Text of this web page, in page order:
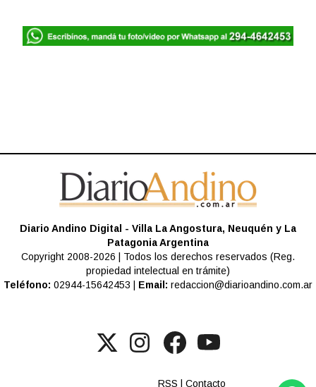
Diario Andino Digital - Villa La Angostura, Neuquén y La
Patagonia Argentina
Copyright 2008-2026 | Todos los derechos reservados (Reg.
propiedad intelectual en trámite)
Teléfono: 02944-15642453 | Email: redaccion@diarioandino.com.ar
RSS |Contacto